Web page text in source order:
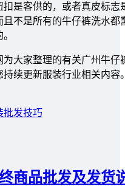
是客供的，或者真皮标
不是所有的牛仔裤洗水
大家整理的有关广州牛
续更新服装行业相关内容
批发技巧
商品批发及发货